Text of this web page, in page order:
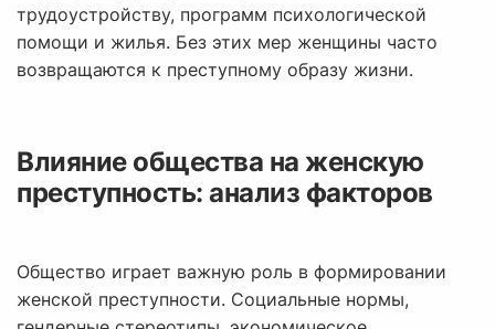
трудоустройству, программ психологической
помощи и жилья. Без этих мер женщины часто
возвращаются к преступному образу жизни.
Влияние общества на женскую
преступность: анализ факторов
Общество играет важную роль в формировании
женской преступности. Социальные нормы,